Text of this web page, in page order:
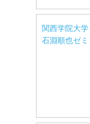
関西学院大学
石淵順也ゼミ